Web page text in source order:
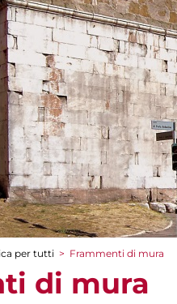
per tutti > Frammenti di mura
di mura